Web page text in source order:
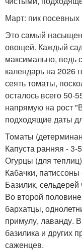
Март: пик посевных
Это самый
овощей. Каждый
максимально, ведь
календарь на 2026
сеять томаты,
осталось всего 50-
напрямую на рост
подходящие даты
Томаты
Капуста ранняя - 3-
Огурцы (для
Кабачки,
Базилик,
Во второй
бархатцы,
примулу, лаванду.
базилика и других
саженцев.